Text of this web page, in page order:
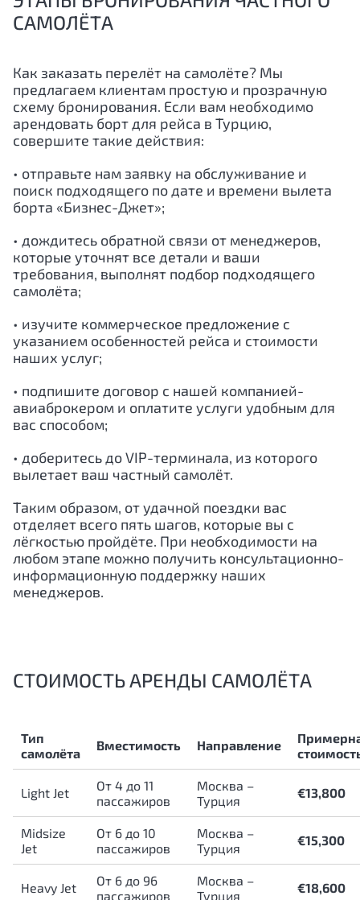
САМОЛЁТА
Как заказать перелёт на самолёте? Мы
предлагаем клиентам простую и прозрачную
схему бронирования. Если вам необходимо
арендовать борт для рейса в Турцию,
совершите такие действия:
• отправьте нам заявку на обслуживание и
поиск подходящего по дате и времени вылета
борта «Бизнес-Джет»;
• дождитесь обратной связи от менеджеров,
которые уточнят все детали и ваши
требования, выполнят подбор подходящего
самолёта;
• изучите коммерческое предложение с
указанием особенностей рейса и стоимости
наших услуг;
• подпишите договор с нашей компанией-
авиаброкером и оплатите услуги удобным для
вас способом;
• доберитесь до VIP-терминала, из которого
вылетает ваш частный самолёт.
Таким образом, от удачной поездки вас
отделяет всего пять шагов, которые вы с
лёгкостью пройдёте. При необходимости на
любом этапе можно получить консультационно-
информационную поддержку наших
менеджеров.
СТОИМОСТЬ АРЕНДЫ САМОЛЁТА
Тип
самолёта
Вместимость Направление
Light Jet
От 4 до 11
пассажиров
Москва –
Турция
€13,800
Midsize
Jet
От 6 до 10
пассажиров
Москва –
Турция
€15,300
Heavy Jet
От 6 до 96
пассажиров
Москва –
Турция
€18,600